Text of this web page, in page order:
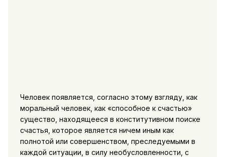
Человек появляется, согласно этому взгляду, как
моральный человек, как «способное к счастью»
существо, находящееся в конститутивном поиске
счастья, которое является ничем иным как
полнотой или совершенством, преследуемыми в
каждой ситуации, в силу необусловленности, с